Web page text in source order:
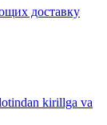
доставку
kirillga va